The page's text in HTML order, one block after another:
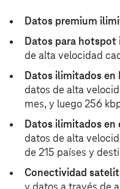
Datos premium
Datos para hotspot
de alta velocidad
Datos ilimitados en
datos de alta
mes, y luego 256
Datos ilimitados en
datos de alta
de 215 países y
Conectividad